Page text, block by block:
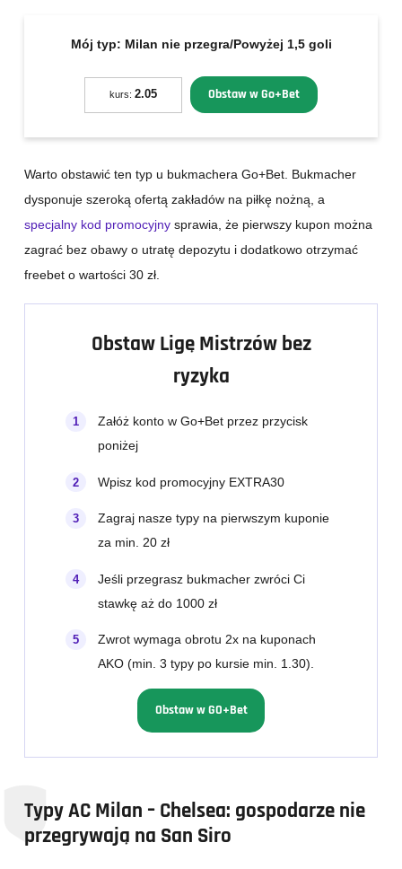
Mój typ: Milan nie przegra/Powyżej 1,5 goli
kurs:2.05 Obstaw w Go+Bet
Warto obstawić ten typ u bukmachera Go+Bet. Bukmacher
dysponuje szeroką ofertą zakładów na piłkę nożną, a
specjalny kod promocyjny sprawia, że pierwszy kupon można
zagrać bez obawy o utratę depozytu i dodatkowo otrzymać
freebet o wartości 30 zł.
Obstaw Ligę Mistrzów bez
ryzyka
Załóż konto w Go+Bet przez przycisk
poniżej
Wpisz kod promocyjny EXTRA30
Zagraj nasze typy na pierwszym kuponie
za min. 20 zł
Jeśli przegrasz bukmacher zwróci Ci
stawkę aż do 1000 zł
Zwrot wymaga obrotu 2x na kuponach
AKO (min. 3 typy po kursie min. 1.30).
Obstaw w GO+Bet
Typy AC Milan – Chelsea: gospodarze nie
przegrywają na San Siro